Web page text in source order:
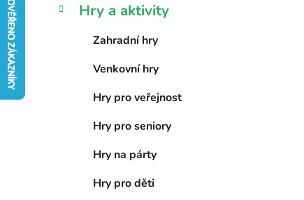
s
e
Hry a aktivity
Zahradní hry
Venkovní hry
Hry pro veřejnost
Hry pro seniory
Hry na párty
Hry pro děti